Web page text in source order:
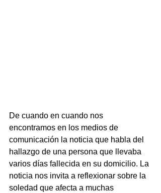
De cuando en cuando nos
encontramos en los medios de
comunicación la noticia que habla del
hallazgo de una persona que llevaba
varios días fallecida en su domicilio. La
noticia nos invita a reflexionar sobre la
soledad que afecta a muchas